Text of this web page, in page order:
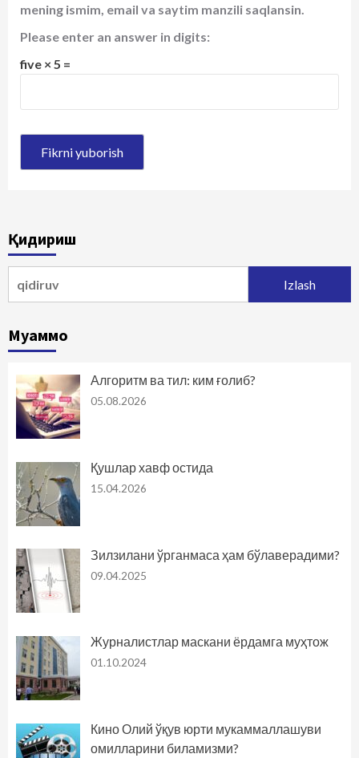
mening ismim, email va saytim manzili saqlansin.
Please enter an answer in digits:
five × 5 =
Қидириш
Муаммо
Алгоритм ва тил: ким ғолиб?
05.08.2026
Қушлар хавф остида
15.04.2026
Зилзилани ўрганмаса ҳам бўлаверадими?
09.04.2025
Журналистлар маскани ёрдамга муҳтож
01.10.2024
Кино Олий ўқув юрти мукаммаллашуви
омилларини биламизми?